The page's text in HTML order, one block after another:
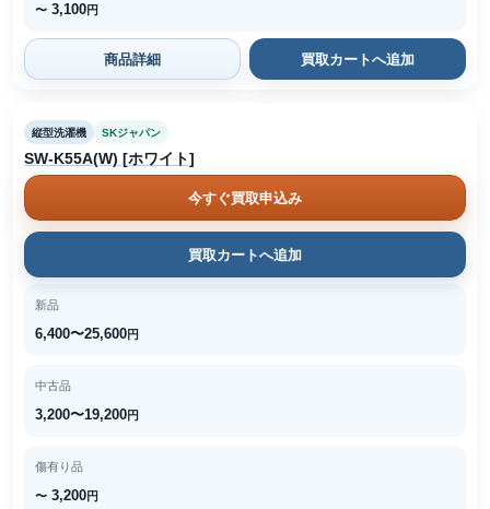
〜 3,100円
商品詳細 買取カートへ追加
縦型洗濯機 SKジャパン
SW-K55A(W) [ホワイト]
今すぐ買取申込み
買取カートへ追加
新品
6,400〜25,600円
中古品
3,200〜19,200円
傷有り品
〜 3,200円